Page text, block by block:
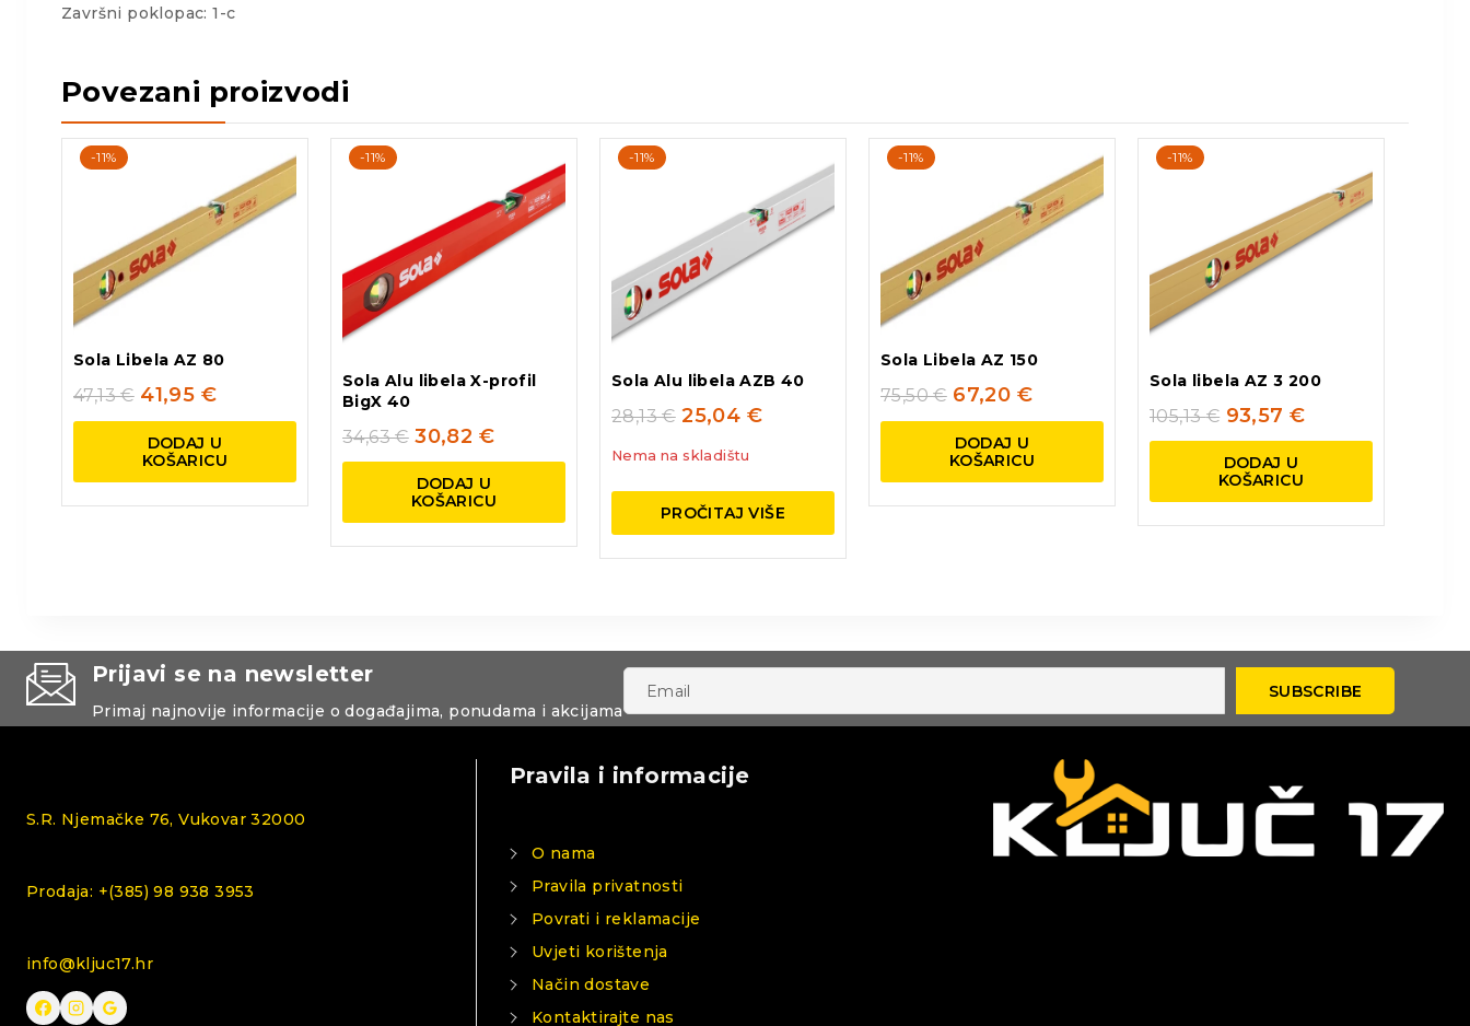
Završni poklopac: 1-c
Povezani proizvodi
-11%
Sola Libela AZ 80
47,13€ 41,95 €
DODAJ U
KOŠARICU
-11%
Sola Alu libela X-profil
BigX 40
34,63€ 30,82 €
DODAJ U
KOŠARICU
-11%
Sola Alu libela AZB 40
28,13€ 25,04 €
Nema na skladištu
PROČITAJ VIŠE
-11%
Sola Libela AZ 150
75,50€ 67,20 €
DODAJ U
KOŠARICU
-11%
Sola libela AZ 3 200
105,13€ 93,57€
DODAJ U
KOŠARICU
Prijavi se na newsletter
Primaj najnovije informacije o događajima, ponudama i akcijama
S.R. Njemačke 76, Vukovar 32000
Prodaja: +(385) 98 938 3953
info@kljuc17.hr
Pravila i informacije
O nama
Pravila privatnosti
Povrati i reklamacije
Uvjeti korištenja
Način dostave
Kontaktirajte nas